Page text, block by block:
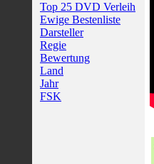
Top 25 DVD Verleih
Ewige Bestenliste
Darsteller
Regie
Bewertung
Land
Jahr
FSK